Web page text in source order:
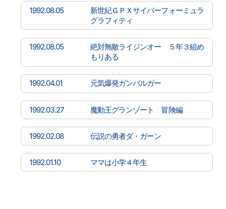
1992.08.05
新世紀ＧＰＸサイバーフォーミュラ
グラフィティ
1992.08.05
絶対無敵ライジンオー ５年３組め
もりある
1992.04.01 元気爆発ガンバルガー
1992.03.27 魔動王グランゾート 冒険編
1992.02.08 伝説の勇者ダ・ガーン
1992.01.10 ママは小学４年生